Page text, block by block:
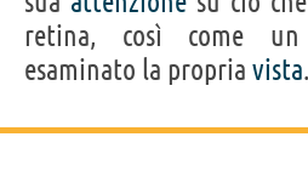
retina, così come un
esaminato la propria vista.